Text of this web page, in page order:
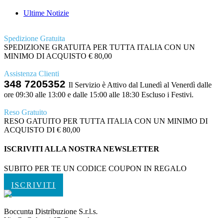
Ultime Notizie
Spedizione Gratuita
SPEDIZIONE GRATUITA PER TUTTA ITALIA CON UN
MINIMO DI ACQUISTO € 80,00
Assistenza Clienti
348 7205352 Il Servizio è Attivo dal Lunedì al Venerdì dalle
ore 09:30 alle 13:00 e dalle 15:00 alle 18:30 Escluso i Festivi.
Reso Gratuito
RESO GATUITO PER TUTTA ITALIA CON UN MINIMO DI
ACQUISTO DI € 80,00
ISCRIVITI ALLA NOSTRA NEWSLETTER
SUBITO PER TE UN CODICE COUPON IN REGALO
ISCRIVITI
Boccunta Distribuzione S.r.l.s.